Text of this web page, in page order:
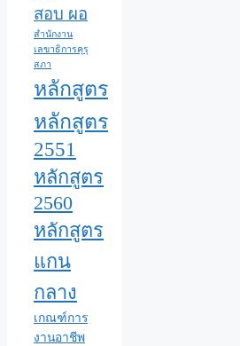
สอบ ผอ
สำนักงาน
เลขาธิการคุรุ
สภา
หลักสูตร
หลักสูตร
2551
หลักสูตร
2560
หลักสูตร
แกน
กลาง
เกณฑ์การ
งานอาชีพ